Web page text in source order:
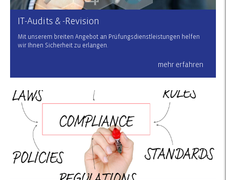
IT-Audits & -Revision
Mit unserem breiten Angebot an Prüfungsdienstleistungen helfen
wir Ihnen Sicherheit zu erlangen.
mehr erfahren